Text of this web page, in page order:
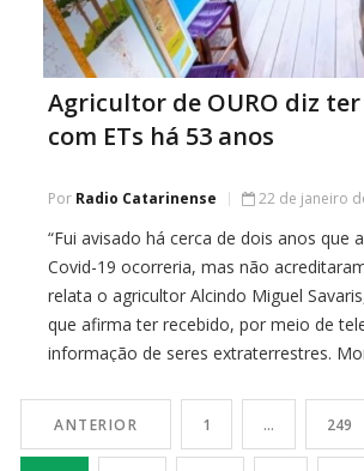
Agricultor de OURO diz
com ETs há 53 anos
Por Radio Catarinense 22 de janeiro
“Fui avisado há cerca de dois anos que
Covid-19 ocorreria, mas não
relata o agricultor Alcindo Miguel
que afirma ter recebido, por meio de
informação de seres extraterrestres.
ANTERIOR 1 … 249